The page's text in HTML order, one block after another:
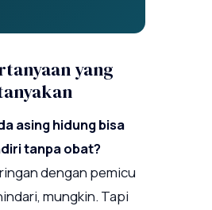
yang
asing hidung bisa
tanpa obat?
dengan pemicu
mungkin. Tapi